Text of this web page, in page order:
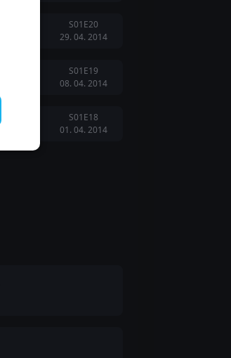
S01E20
29. 04. 2014
S01E19
08. 04. 2014
S01E18
01. 04. 2014